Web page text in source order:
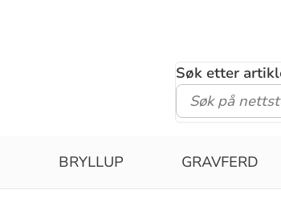
Søk etter
BRYLLUP GRAVFERD